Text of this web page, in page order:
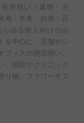
寿祝い（還暦・古
寿・卒寿・白寿・百
ゆる個人向けのお
を中心に、店舗やシ
フィスの開店祝い、
、病院やクリニック
り物、フラワーギフ